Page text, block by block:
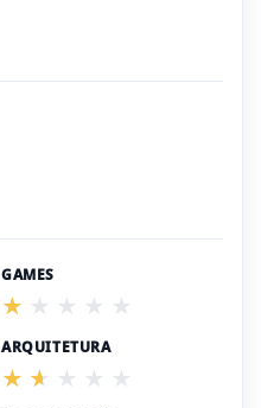
GAMES
ARQUITETURA